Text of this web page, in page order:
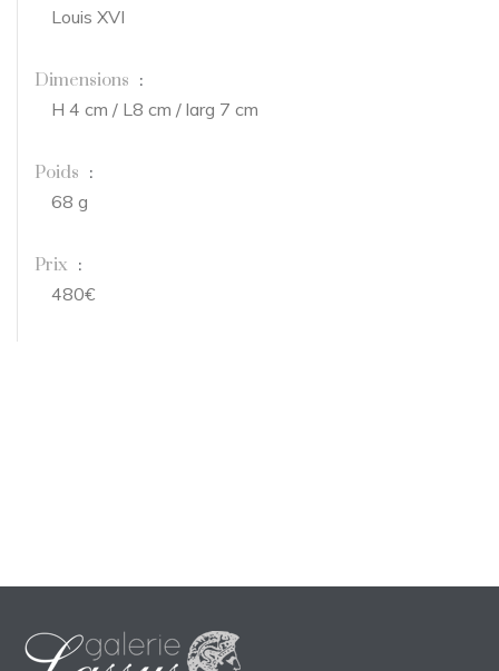
Louis XVI
Dimensions :
H 4 cm / L8 cm / larg 7 cm
Poids :
68 g
Prix :
480€